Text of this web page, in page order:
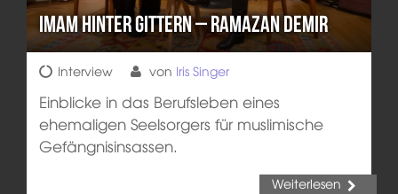
Imam hinter Gittern – Ramazan Demir
Interview von Iris Singer
Einblicke in das Berufsleben eines
ehemaligen Seelsorgers für muslimische
Gefängnisinsassen.
Weiterlesen